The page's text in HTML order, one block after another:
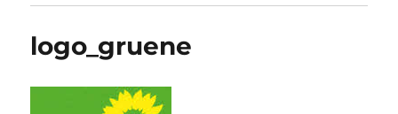
logo_gruene